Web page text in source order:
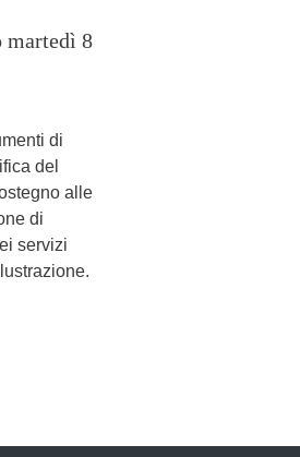
martedì 8
di
del
alle
di
servizi